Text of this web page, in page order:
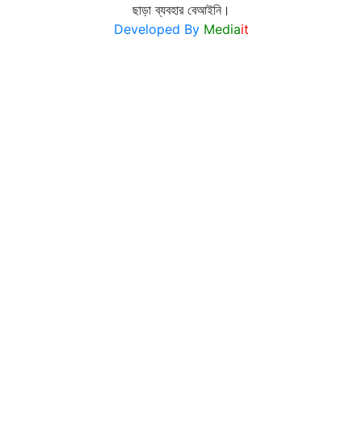
ছাড়া ব্যবহার বেআইনি।
Developed By Mediait